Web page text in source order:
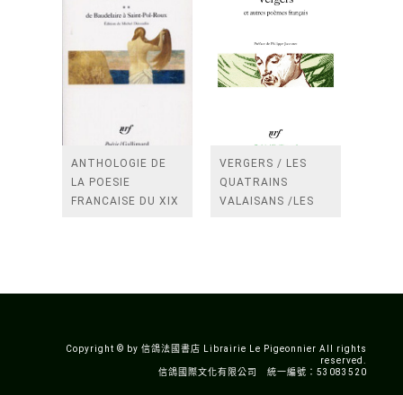
ANTHOLOGIE DE
LA POESIE
FRANCAISE DU XIX
VERGERS / LES
QUATRAINS
VALAISANS /LES
Copyright © by 信鴿法國書店 Librairie Le Pigeonnier All rights
reserved.
信鴿國際文化有限公司 統一編號：53083520